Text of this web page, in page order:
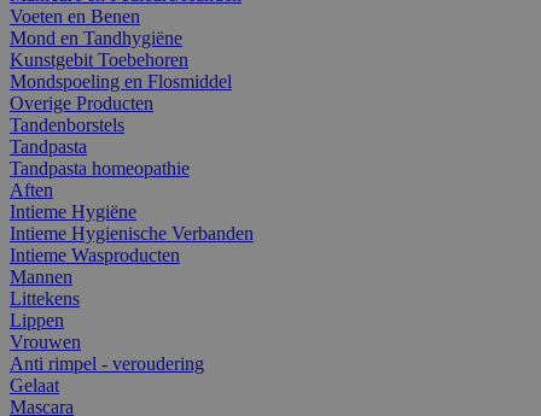
Voeten en Benen
Mond en Tandhygiëne
Kunstgebit Toebehoren
Mondspoeling en Flosmiddel
Overige Producten
Tandenborstels
Tandpasta
Tandpasta homeopathie
Aften
Intieme Hygiëne
Intieme Hygienische Verbanden
Intieme Wasproducten
Mannen
Littekens
Lippen
Vrouwen
Anti rimpel - veroudering
Gelaat
Mascara